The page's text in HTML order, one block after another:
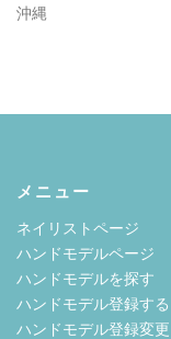
沖縄
メニュー
ネイリストページ
ハンドモデルページ
ハンドモデルを探す
ハンドモデル登録する
ハンドモデル登録変更